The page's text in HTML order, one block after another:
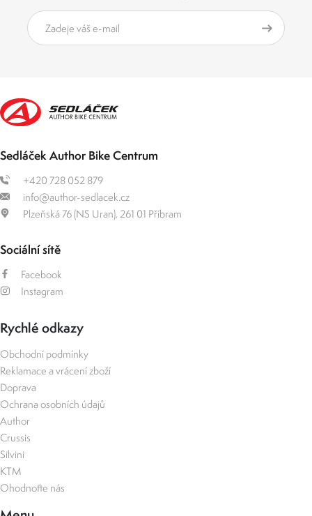
Sedláček Author Bike Centrum
+420 728 052 879
info@author-sedlacek.cz
Plzeňská 76 (NS Uran), 261 01 Příbram
Sociální sítě
Facebook
Instagram
Rychlé odkazy
Obchodní podmínky
Reklamace a vrácení zboží
Doprava
Ochrana osobních údajů
Author
Crussis
Silvini
KTM
Ohodnoťte nás